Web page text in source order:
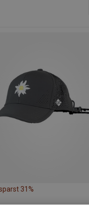
31%